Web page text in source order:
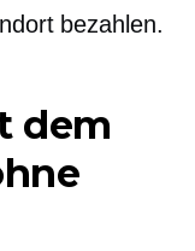
bezahlen.
dem